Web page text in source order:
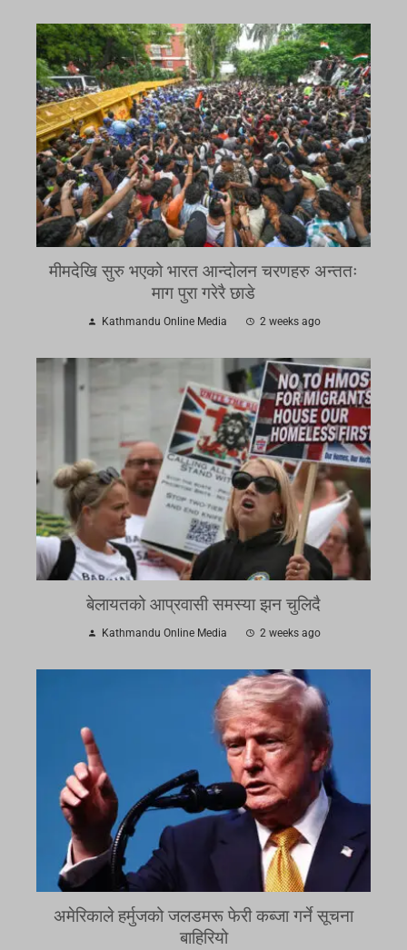
मीमदेखि सुरु भएको भारत आन्दोलन चरणहरु अन्ततः
माग पुरा गरेरै छाडे
Kathmandu Online Media 2 weeks ago
बेलायतको आप्रवासी समस्या झन चुलिदै
Kathmandu Online Media 2 weeks ago
अमेरिकाले हर्मुजको जलडमरू फेरी कब्जा गर्ने सूचना
बाहिरियो